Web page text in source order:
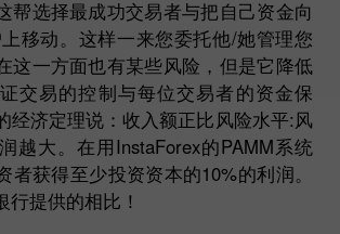
帮选择最成功交易者与把自己资金向
移动。这样一来您委托他/她管理您
这一方面也有某些风险，但是它降低
交易的控制与每位交易者的资金保
经济定理说：收入额正比风险水平:风
越大。在用InstaForex的PAMM系统
者获得至少投资资本的10%的利润。
提供的相比！